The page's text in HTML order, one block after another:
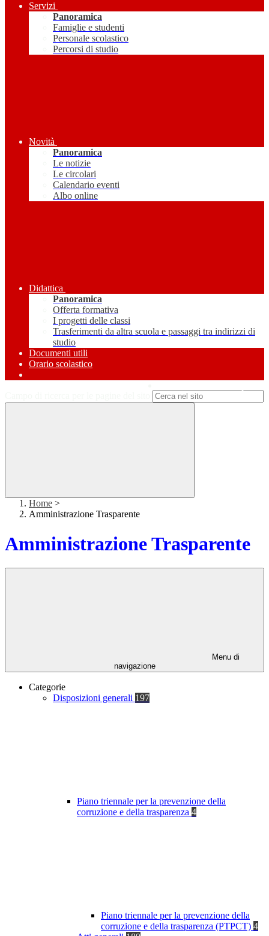
Servizi
Panoramica
Famiglie e studenti
Personale scolastico
Percorsi di studio
Novità
Panoramica
Le notizie
Le circolari
Calendario eventi
Albo online
Didattica
Panoramica
Offerta formativa
I progetti delle classi
Trasferimenti da altra scuola e passaggi tra indirizzi di
studio
Documenti utili
Orario scolastico
Home >
Amministrazione Trasparente
Amministrazione Trasparente
Menu di
navigazione
Categorie
Disposizioni generali 197
Piano triennale per la prevenzione della
corruzione e della trasparenza 4
Piano triennale per la prevenzione della
corruzione e della trasparenza (PTPCT) 4